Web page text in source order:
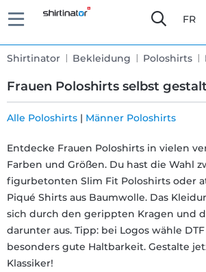
FR
Shirtinator Bekleidung Poloshirts
Frauen Poloshirts selbst gestalten
Lieferung
30 Tage
Umtauschrecht
Alle Poloshirts | Männer Poloshirts
Entdecke Frauen Poloshirts in vielen
Farben und Größen. Du hast die Wahl
figurbetonten Slim Fit Poloshirts oder
Piqué Shirts aus Baumwolle. Das
sich durch den gerippten Kragen und
darunter aus. Tipp: bei Logos wähle
besonders gute Haltbarkeit. Gestalte
Klassiker!